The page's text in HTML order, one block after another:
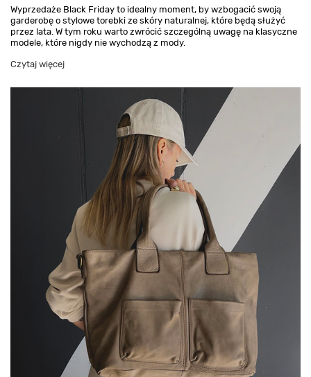
Wyprzedaże Black Friday to idealny moment, by wzbogacić swoją
garderobę o stylowe torebki ze skóry naturalnej, które będą służyć
przez lata. W tym roku warto zwrócić szczególną uwagę na klasyczne
modele, które nigdy nie wychodzą z mody.
Czytaj więcej